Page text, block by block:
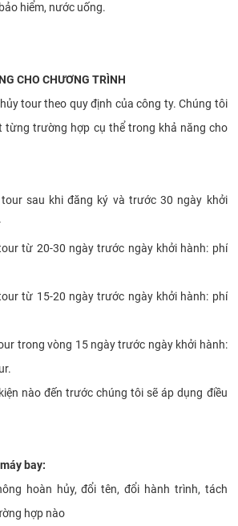
hiểm, nước uống.
CHO CHƯƠNG TRÌNH
tour theo quy định của công ty. Chúng tôi
từng trường hợp cụ thể trong khả năng cho
sau khi đăng ký và trước 30 ngày khởi
từ 20-30 ngày trước ngày khởi hành: phí
từ 15-20 ngày trước ngày khởi hành: phí
trong vòng 15 ngày trước ngày khởi hành:
nào đến trước chúng tôi sẽ áp dụng điều
bay:
hoàn hủy, đổi tên, đổi hành trình, tách
hợp nào